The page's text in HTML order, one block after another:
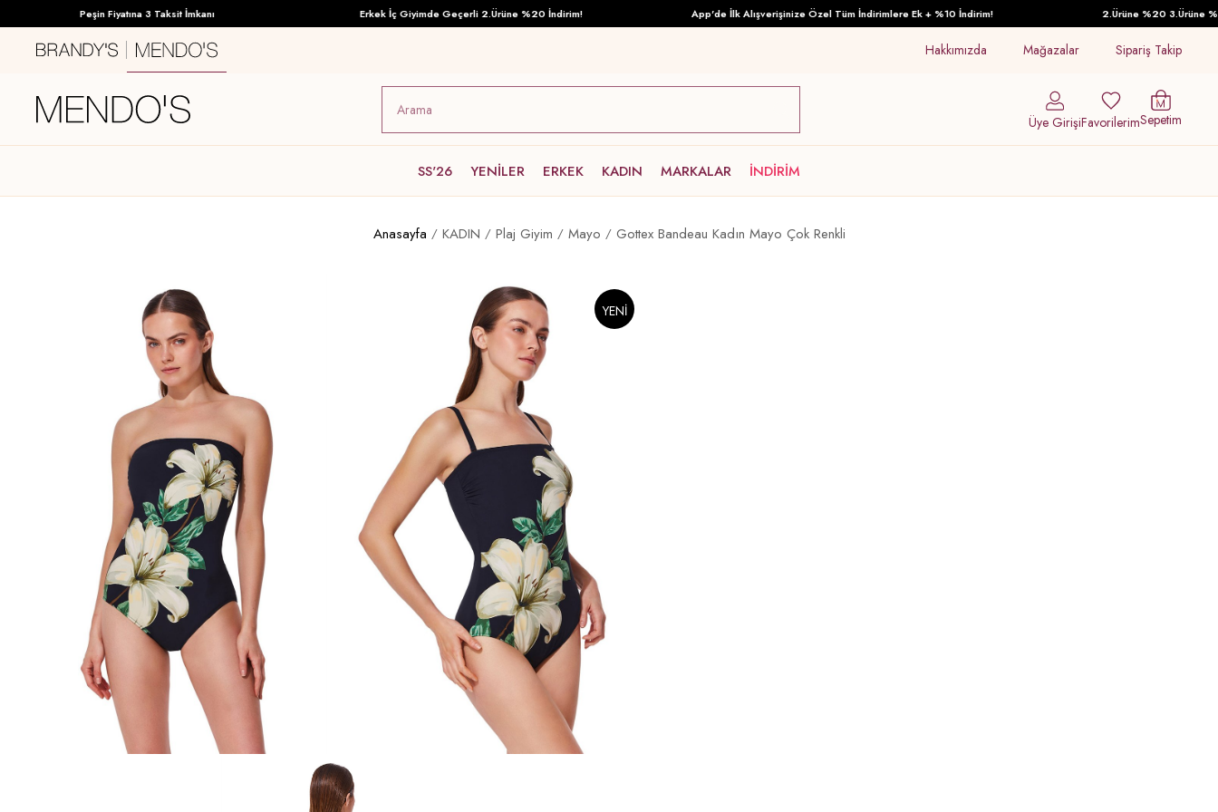
Peşin Fiyatına 3 Taksit İmkanı Erkek İç Giyimde Geçerli 2.Ürüne %20 İndirim! App'de İlk Alışverişinize Özel Tüm İndirimlere Ek + %10 İndirim! 2.Ürüne %20 3.Ürüne %30
Hakkımızda Mağazalar Sipariş Takip
Üye GirişiFavorilerimSepetim
SS'26 YENİLER ERKEK KADIN MARKALAR İNDİRİM
Anasayfa KADIN Plaj Giyim Mayo Gottex Bandeau Kadın Mayo Çok Renkli
YENI